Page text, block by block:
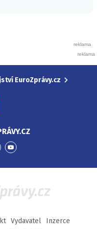
EuroZprávy.cz
Přejít
YouTube
Vydavatel
Inzerce